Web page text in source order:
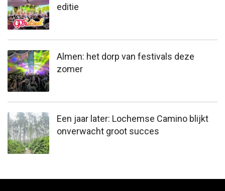
editie
Almen: het dorp van festivals deze
zomer
Een jaar later: Lochemse Camino blijkt
onverwacht groot succes